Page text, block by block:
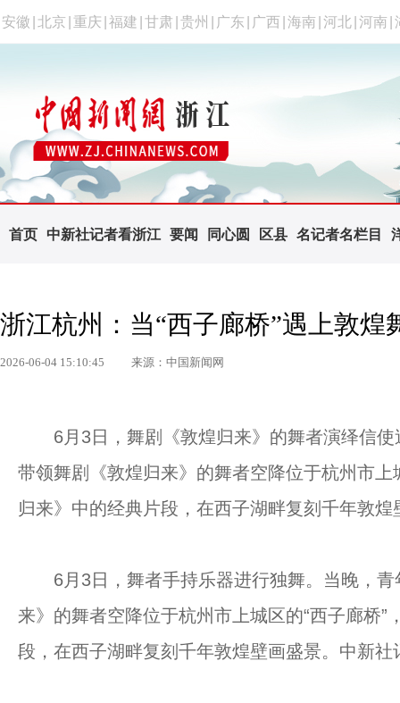
安徽 北京 重庆 福建 甘肃 贵州 广东 广西 海南 河北 河南
首页 中新社记者看浙江 要闻 同心圆 区县 名记者名栏目
浙江杭州：当“西子廊桥”遇上敦煌
2026-06-04 15:10:45 来源：中国新闻网
6月3日，舞剧《敦煌归来》的舞者演绎信使
带领舞剧《敦煌归来》的舞者空降位于杭州市上
归来》中的经典片段，在西子湖畔复刻千年敦
6月3日，舞者手持乐器进行独舞。当晚，青
来》的舞者空降位于杭州市上城区的“西子廊桥
段，在西子湖畔复刻千年敦煌壁画盛景。中新